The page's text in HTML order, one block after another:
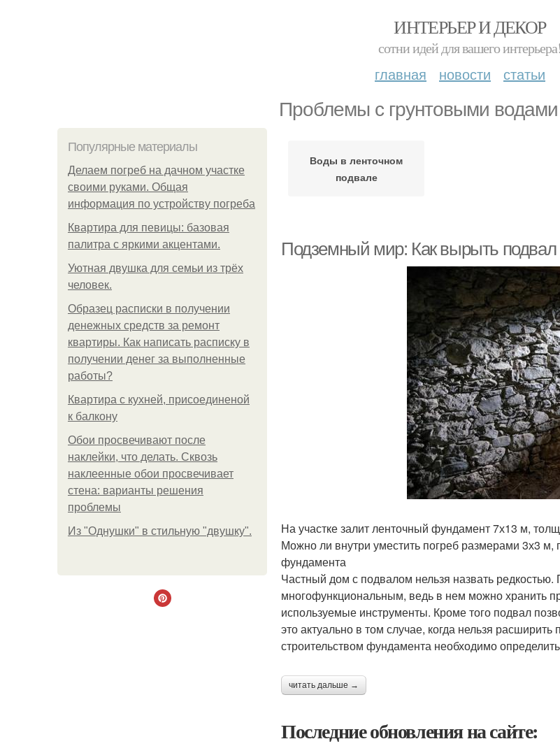
ИНТЕРЬЕР И ДЕКОР
сотни идей для вашего интерьера!
главная новости статьи
Проблемы с грунтовыми водами
Популярные материалы
Делаем погреб на дачном участке
своими руками. Общая
информация по устройству погреба
Квартира для певицы: базовая
палитра с яркими акцентами.
Уютная двушка для семьи из трёх
человек.
Образец расписки в получении
денежных средств за ремонт
квартиры. Как написать расписку в
получении денег за выполненные
работы?
Квартира с кухней, присоединеной
к балкону
Обои просвечивают после
наклейки, что делать. Сквозь
наклеенные обои просвечивает
стена: варианты решения
проблемы
Из "Однушки" в стильную "двушку".
Воды в ленточном
подвале
Подземный мир: Как вырыть подвал
На участке залит ленточный фундамент 7х13 м,
Можно ли внутри уместить погреб размерами 3х3 м,
фундамента
Частный дом с подвалом нельзя назвать
многофункциональным, ведь в нем можно хранить
используемые инструменты. Кроме того подвал
это актуально в том случае, когда нельзя
строительством фундамента необходимо
читать дальше →
Последние обновления на сайте: